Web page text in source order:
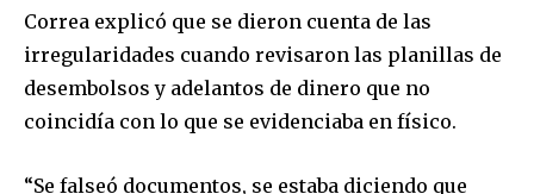
Correa explicó que se dieron cuenta de las
irregularidades cuando revisaron las planillas de
desembolsos y adelantos de dinero que no
coincidía con lo que se evidenciaba en físico.
“Se falseó documentos, se estaba diciendo que